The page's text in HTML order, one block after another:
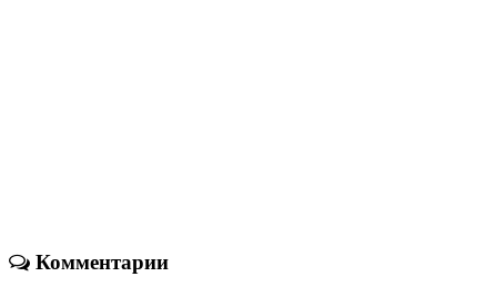
Комментарии